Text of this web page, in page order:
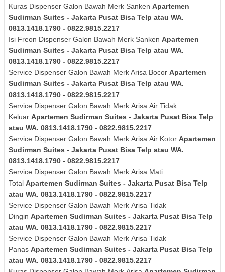
Kuras Dispenser Galon Bawah Merk Sanken Apartemen
Sudirman Suites - Jakarta Pusat Bisa Telp atau WA.
0813.1418.1790 - 0822.9815.2217
Isi Freon Dispenser Galon Bawah Merk Sanken Apartemen
Sudirman Suites - Jakarta Pusat Bisa Telp atau WA.
0813.1418.1790 - 0822.9815.2217
Service Dispenser Galon Bawah Merk Arisa Bocor Apartemen
Sudirman Suites - Jakarta Pusat Bisa Telp atau WA.
0813.1418.1790 - 0822.9815.2217
Service Dispenser Galon Bawah Merk Arisa Air Tidak
Keluar Apartemen Sudirman Suites - Jakarta Pusat Bisa Telp
atau WA. 0813.1418.1790 - 0822.9815.2217
Service Dispenser Galon Bawah Merk Arisa Air Kotor Apartemen
Sudirman Suites - Jakarta Pusat Bisa Telp atau WA.
0813.1418.1790 - 0822.9815.2217
Service Dispenser Galon Bawah Merk Arisa Mati
Total Apartemen Sudirman Suites - Jakarta Pusat Bisa Telp
atau WA. 0813.1418.1790 - 0822.9815.2217
Service Dispenser Galon Bawah Merk Arisa Tidak
Dingin Apartemen Sudirman Suites - Jakarta Pusat Bisa Telp
atau WA. 0813.1418.1790 - 0822.9815.2217
Service Dispenser Galon Bawah Merk Arisa Tidak
Panas Apartemen Sudirman Suites - Jakarta Pusat Bisa Telp
atau WA. 0813.1418.1790 - 0822.9815.2217